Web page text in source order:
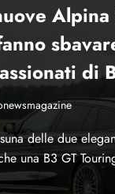
di
delle due
una B3 GT